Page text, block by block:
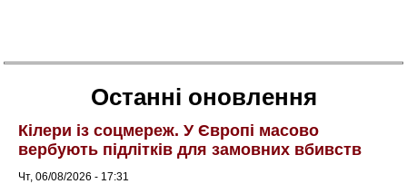
Останні оновлення
Кілери із соцмереж. У Європі масово
вербують підлітків для замовних вбивств
Чт, 06/08/2026 - 17:31